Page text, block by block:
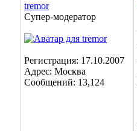
tremor
Супер-модератор
Регистрация: 17.10.2007
Адрес: Москва
Сообщений: 13,124